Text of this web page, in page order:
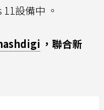
設備中 。
，聯合新